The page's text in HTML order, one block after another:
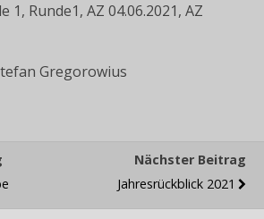
1, Runde1, AZ 04.06.2021, AZ
Gregorowius
Nächster Beitrag
Jahresrückblick 2021